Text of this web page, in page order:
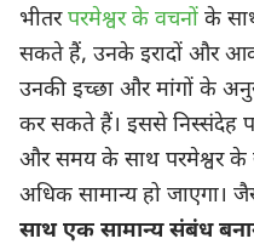
भीतरपरमेश्वर के वचनों के
सकते हैं, उनके इरादों और
उनकी इच्छा और मांगों के
कर सकते हैं। इससे निस्संदेह
और समय के साथ परमेश्वर के
अधिक सामान्य हो जाएगा।
साथ एक सामान्य संबंध